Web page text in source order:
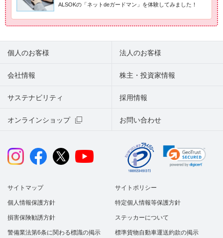
ALSOKの「ネットdeガードマン」を体験してみました！
個人のお客様 法人のお客様
会社情報 株主・投資家情報
サステナビリティ
オンラインショップ お問い合わせ
採用情報
サイトマップ サイトポリシー
個人情報保護方針 特定個人情報等保護方針
損害保険勧誘方針 ステッカーについて
警備業法第6条に関わる標識の掲示 標準貨物自動車運送約款の掲示